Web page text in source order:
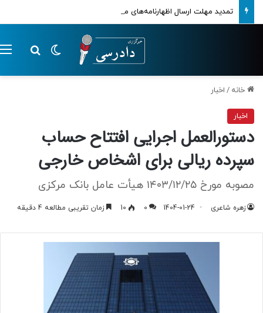
تمدید مهلت ارسال اظهارنامه‌های مالیاتی تا پایان تابستان 1405
تغییر پوسته
خانه / اخبار
اخبار
دستورالعمل اجرایی افتتاح حساب
سپرده ریالی برای اشخاص خارجی
مصوبه مورخ ۱٤۰۳/۱۲/۲۵ هیأت عامل بانک مرکزی
زهره شاعری 1404-01-24
0
10 زمان تقریبی مطالعه 4 دقیقه